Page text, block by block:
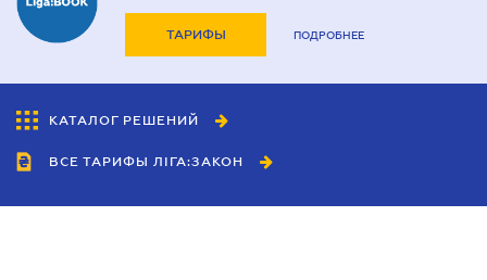
ТАРИФЫ ПОДРОБНЕЕ
КАТАЛОГ РЕШЕНИЙ
ВСЕ ТАРИФЫ ЛІГА:ЗАКОН